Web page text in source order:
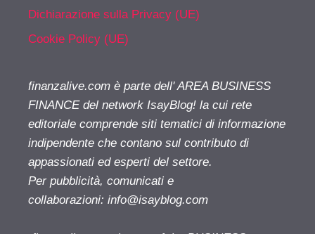
Dichiarazione sulla Privacy (UE)
Cookie Policy (UE)
finanzalive.com è parte dell' AREA BUSINESS
FINANCE del network IsayBlog! la cui rete
editoriale comprende siti tematici di informazione
indipendente che contano sul contributo di
appassionati ed esperti del settore.
Per pubblicità, comunicati e
collaborazioni: info@isayblog.com